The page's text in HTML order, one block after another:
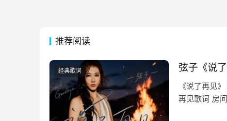
推荐阅读
经典歌词 弦子《说
《说了再见
再见歌词 房